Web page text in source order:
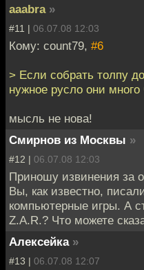
aaabra »
#11 | 06.07.08 12:03
Кому: count79, #6
> Если собрать толпу
нужное русло они много
мысль не нова!
Смирнов из Москвы »
#12 | 06.07.08 12:03
Приношу извинения
Вы, как известно,
компьютерные игры. А
Z.A.R.? Что можете
Алексейка »
#13 | 06.07.08 12:07